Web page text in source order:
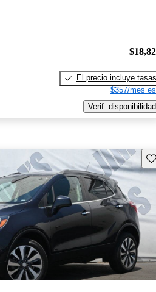
El precio incluye tasas
$357/mes
Verif. disponibilidad